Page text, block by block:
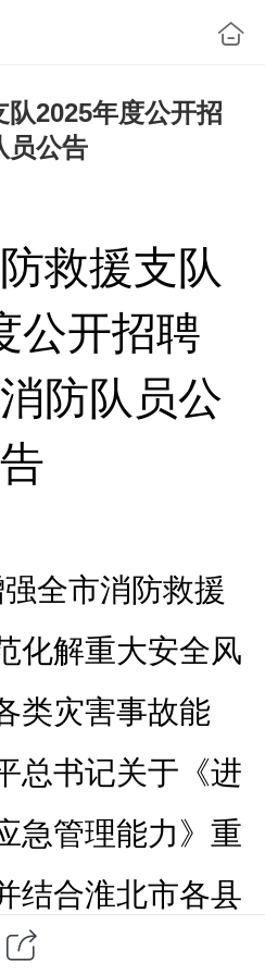
2025年度公开招
员公告
救援支队
公开招聘
防队 员公
告
全市消防救援
化解重大安全风
类灾害事故能
总书记关于《进
急管理能力》重
结合淮北市各县
和辖区实际，